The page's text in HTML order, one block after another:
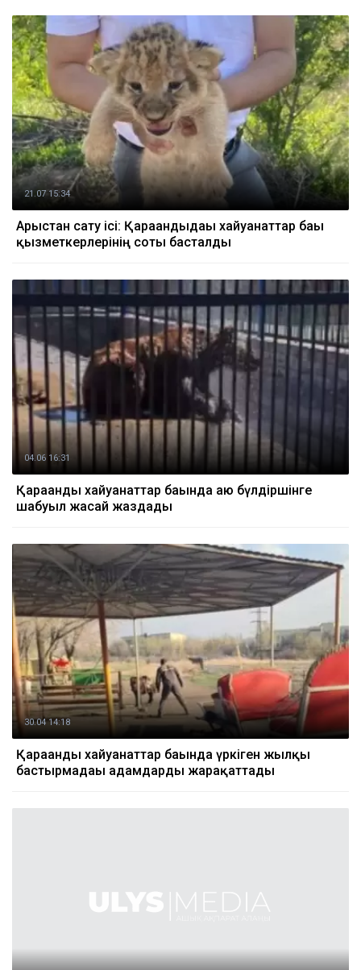
21.07 15:34
Арыстан сату ісі: Қарағандыдағы хайуанаттар бағы
қызметкерлерінің соты басталды
04.06 16:31
Қарағанды ​​хайуанаттар бағында аю бүлдіршінге
шабуыл жасай жаздады
30.04 14:18
Қарағанды ​​хайуанаттар бағында үркіген жылқы
бастырмадағы адамдарды жарақаттады